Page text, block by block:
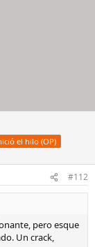
el hilo (OP)
#112
pero esque
Un crack,